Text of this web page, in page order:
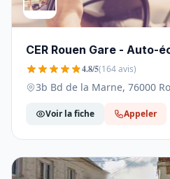
CER Rouen Gare - Auto-
Accélérés - 76000
4.8/5(164 avis)
3b Bd de la Marne, 76000
Voir la fiche Appeler